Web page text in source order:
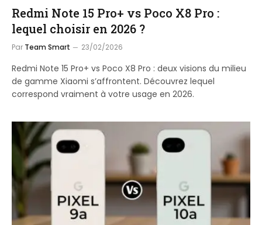
Redmi Note 15 Pro+ vs Poco X8 Pro :
lequel choisir en 2026 ?
Par Team Smart 23/02/2026
Redmi Note 15 Pro+ vs Poco X8 Pro : deux visions du milieu
de gamme Xiaomi s’affrontent. Découvrez lequel
correspond vraiment à votre usage en 2026.